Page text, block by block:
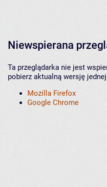
Niewspierana
Ta przeglądarka nie jest
pobierz aktualną wersję
Mozilla Firefox
Google Chrome